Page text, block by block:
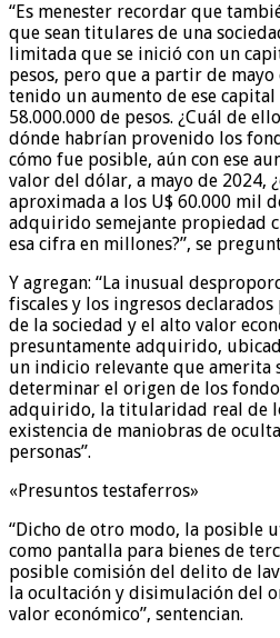
“Es menester recordar que
que sean titulares de una
limitada que se inició con un
pesos, pero que a partir de mayo
tenido un aumento de ese
58.000.000 de pesos. ¿Cuál de
dónde habrían provenido los
cómo fue posible, aún con ese
valor del dólar, a mayo de 2024,
aproximada a los U$ 60.000 mil
adquirido semejante propiedad
esa cifra en millones?”, se
Y agregan: “La inusual
fiscales y los ingresos
de la sociedad y el alto valor
presuntamente adquirido,
un indicio relevante que amerita
determinar el origen de los
adquirido, la titularidad real de
existencia de maniobras de
personas”.
«Presuntos testaferros»
“Dicho de otro modo, la posible
como pantalla para bienes de
posible comisión del delito de
la ocultación y disimulación del
valor económico”, sentencian.